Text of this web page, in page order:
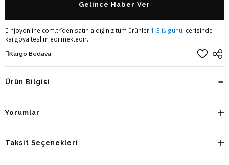
Gelince Haber Ver
njoyonline.com.tr’den satın aldığınız tüm ürünler 1-3 iş günü içerisinde
kargoya teslim edilmektedir.
Kargo Bedava
Ürün Bilgisi
Yorumlar
Taksit Seçenekleri